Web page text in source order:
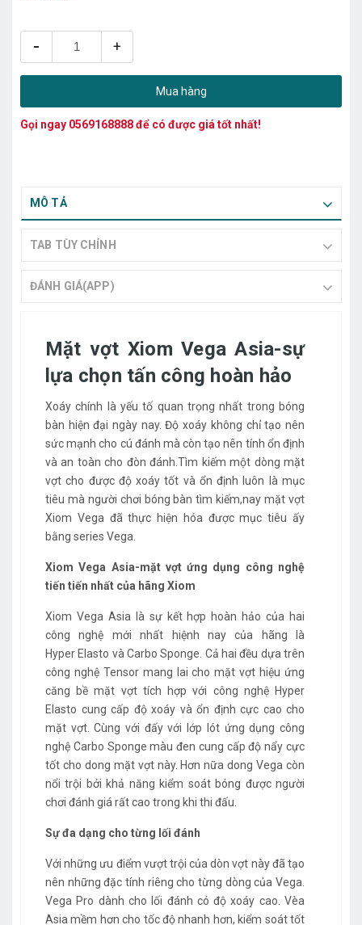
- +
Mua hàng
Gọi ngay 0569168888để có được giá tốt nhất!
MÔ TẢ
TAB TÙY CHỈNH
ĐÁNH GIÁ(APP)
Mặt vợt Xiom Vega Asia-sự
lựa chọn tấn công hoàn hảo
Xoáy chính là yếu tố quan trọng nhất trong bóng
bàn hiện đại ngày nay. Độ xoáy không chỉ tạo nên
sức mạnh cho cú đánh mà còn tạo nên tính ổn định
và an toàn cho đòn đánh.Tìm kiếm một dòng mặt
vợt cho được độ xoáy tốt và ổn định luôn là mục
tiêu mà người chơi bóng bàn tìm kiếm,nay mặt vợt
Xiom Vega đã thực hiện hóa được mục tiêu ấy
bằng series Vega.
Xiom Vega Asia-mặt vợt ứng dụng công nghệ
tiến tiến nhất của hãng Xiom
Xiom Vega Asia là sự kết hợp hoàn hảo của hai
công nghệ mới nhất hiệnh nay của hãng là
Hyper Elasto và Carbo Sponge. Cả hai đều dựa trên
công nghệ Tensor mang lai cho mặt vợt hiệu ứng
căng bề mặt vợt tích hợp với công nghệ Hyper
Elasto cung cấp độ xoáy và ổn định cực cao cho
mặt vợt. Cùng với đấy với lớp lót ứng dụng công
nghệ Carbo Sponge màu đen cung cấp độ nẩy cực
tốt cho dong mặt vợt này. Hơn nữa dong Vega còn
nổi trội bởi khả năng kiểm soát bóng được người
chơi đánh giá rất cao trong khi thi đấu.
Sự đa dạng cho từng lối đánh
Với những ưu điểm vượt trội của dòn vợt này đã tạo
nên những đặc tính riêng cho từng dòng của Vega.
Vega Pro dành cho lối đánh có độ xoáy cao. Vèa
Asia mềm hơn cho tốc độ nhanh hơn, kiểm soát tốt